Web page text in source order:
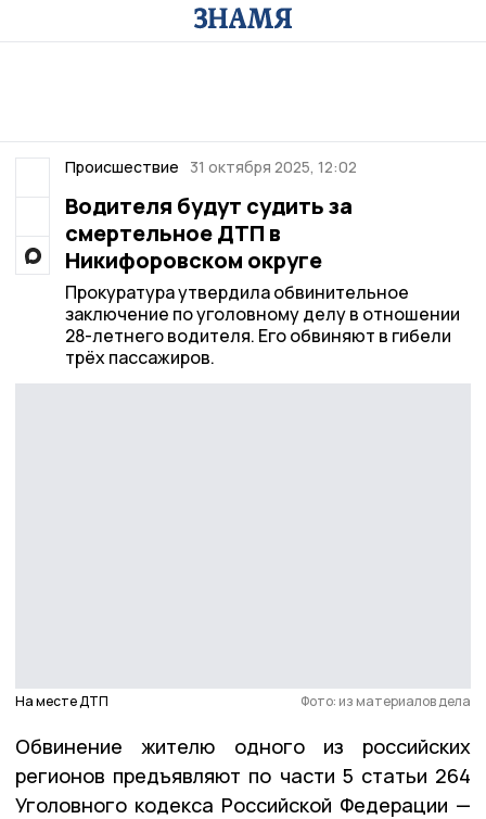
Происшествие 31 октября 2025, 12:02
Водителя будут судить за
смертельное ДТП в
Никифоровском округе
Прокуратура утвердила обвинительное
заключение по уголовному делу в отношении
28-летнего водителя. Его обвиняют в гибели
трёх пассажиров.
На месте ДТП Фото: из материалов дела
Обвинение жителю одного из российских
регионов предъявляют по части 5 статьи 264
Уголовного кодекса Российской Федерации —